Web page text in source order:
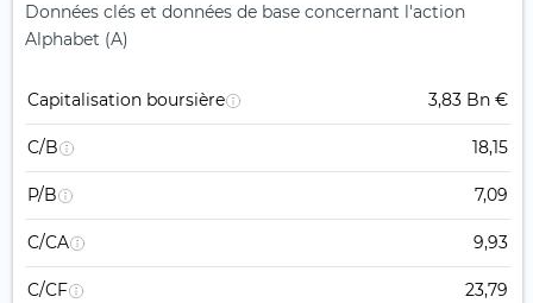
Données clés et données de base concernant l'action
Alphabet (A)
Capitalisation boursière 3,83 Bn €
C/B 18,15
P/B 7,09
C/CA 9,93
C/CF 23,79